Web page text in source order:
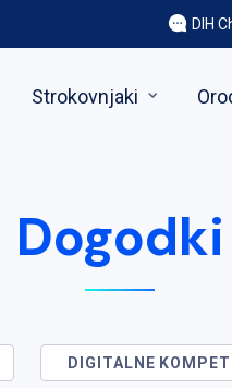
DIH
Strokovnjaki
Dogodki
DIGITALNE